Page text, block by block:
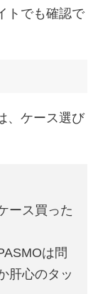
トでも確認で
、ケース選び
ース買った
は問
肝心のタッ